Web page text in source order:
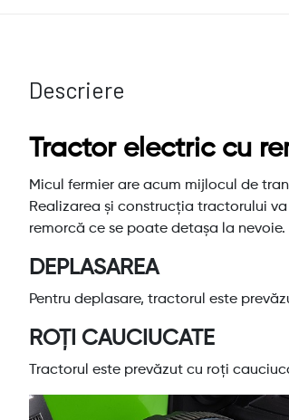
Descriere
Tractor electric cu
Micul fermier are acum mijlocul de
Realizarea și construcția tractorului
remorcă ce se poate detașa la
DEPLASAREA
Pentru deplasare, tractorul este
ROȚI CAUCIUCATE
Tractorul este prevăzut cu roți